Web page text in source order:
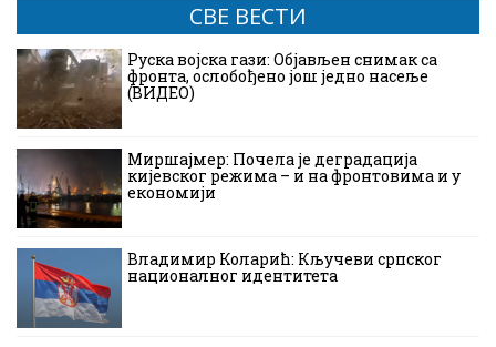
СВЕ ВЕСТИ
Руска војска гази: Објављен снимак са
фронта, ослобођено још једно насеље
(ВИДЕО)
Миршајмер: Почела је деградација
кијевског режима – и на фронтовима и у
економији
Владимир Коларић: Кључеви српског
националног идентитета